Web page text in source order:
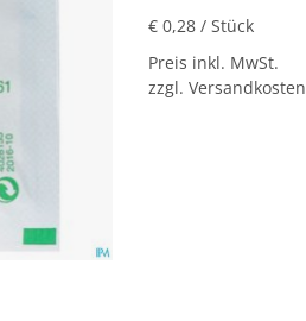
€ 0,28 / Stück
Preis inkl. MwSt.
zzgl. Versandkosten